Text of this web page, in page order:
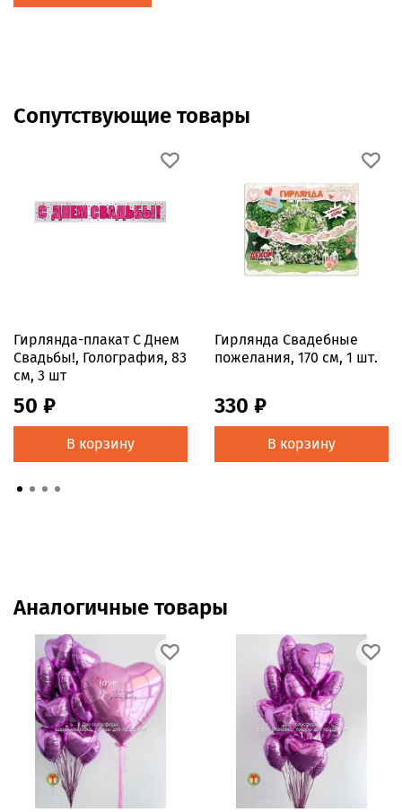
Сопутствующие товары
Гирлянда-плакат С Днем
Свадьбы!, Голография, 83
см, 3 шт
50 ₽
В корзину
Гирлянда Свадебные
пожелания, 170 см, 1 шт.
330 ₽
В корзину
Аналогичные товары